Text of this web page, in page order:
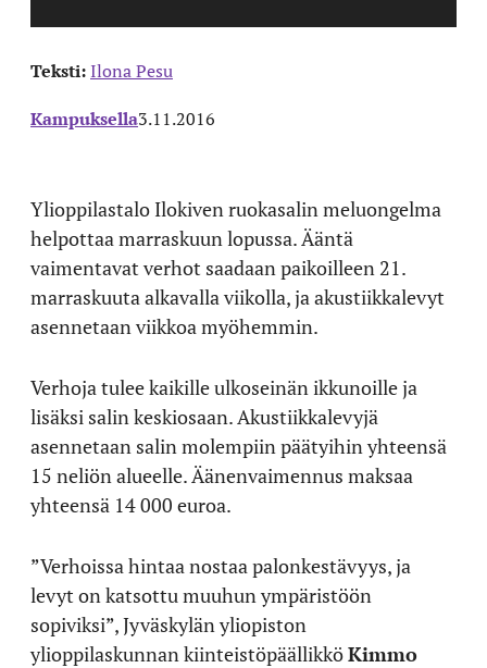
Teksti: Ilona Pesu
Kampuksella3.11.2016
Ylioppilastalo Ilokiven ruokasalin meluongelma
helpottaa marraskuun lopussa. Ääntä
vaimentavat verhot saadaan paikoilleen 21.
marraskuuta alkavalla viikolla, ja akustiikkalevyt
asennetaan viikkoa myöhemmin.
Verhoja tulee kaikille ulkoseinän ikkunoille ja
lisäksi salin keskiosaan. Akustiikkalevyjä
asennetaan salin molempiin päätyihin yhteensä
15 neliön alueelle. Äänenvaimennus maksaa
yhteensä 14 000 euroa.
”Verhoissa hintaa nostaa palonkestävyys, ja
levyt on katsottu muuhun ympäristöön
sopiviksi”, Jyväskylän yliopiston
ylioppilaskunnan kiinteistöpäällikköKimmo